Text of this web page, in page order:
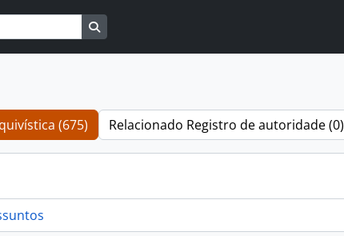
(675) Relacionado Registro de autoridade (0)